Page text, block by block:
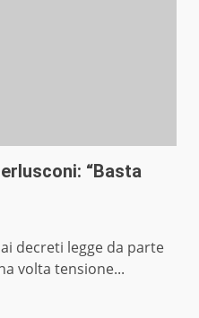
“Basta
decreti legge da parte
volta tensione...